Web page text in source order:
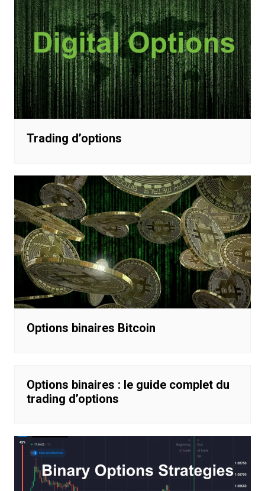
Trading d’options
Options binaires Bitcoin
Options binaires : le guide complet du
trading d’options